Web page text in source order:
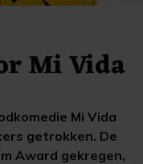
Mi Vida
Mi Vida
getrokken. De
Award gekregen,